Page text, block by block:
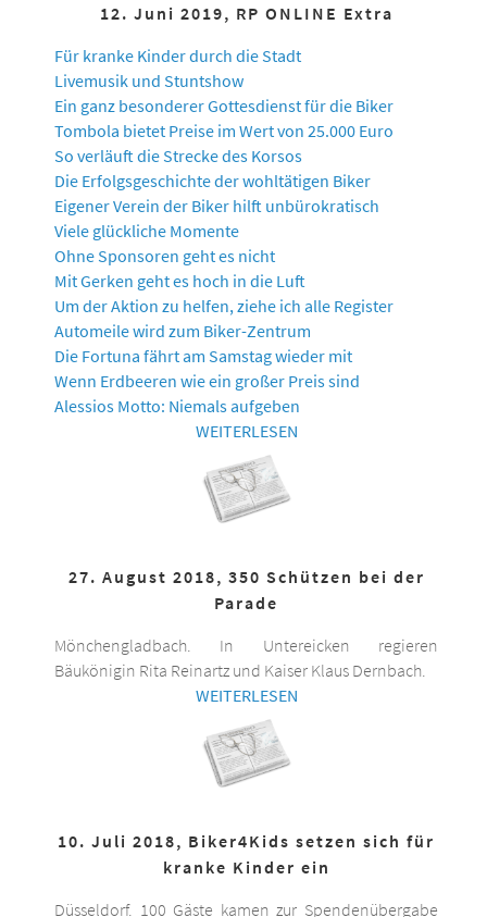
12. Juni 2019, RP ONLINE Extra
Für kranke Kinder durch die Stadt
Livemusik und Stuntshow
Ein ganz besonderer Gottesdienst für die Biker
Tombola bietet Preise im Wert von 25.000 Euro
So verläuft die Strecke des Korsos
Die Erfolgsgeschichte der wohltätigen Biker
Eigener Verein der Biker hilft unbürokratisch
Viele glückliche Momente
Ohne Sponsoren geht es nicht
Mit Gerken geht es hoch in die Luft
Um der Aktion zu helfen, ziehe ich alle Register
Automeile wird zum Biker-Zentrum
Die Fortuna fährt am Samstag wieder mit
Wenn Erdbeeren wie ein großer Preis sind
Alessios Motto: Niemals aufgeben
WEITERLESEN
27. August 2018, 350 Schützen bei der
Parade
Mönchengladbach. In Untereicken regieren
Bäukönigin Rita Reinartz und Kaiser Klaus Dernbach.
WEITERLESEN
10. Juli 2018, Biker4Kids setzen sich für
kranke Kinder ein
Düsseldorf. 100 Gäste kamen zur Spendenübergabe